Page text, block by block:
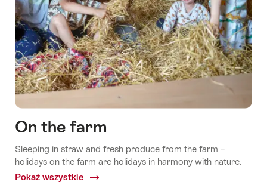
On the farm
Sleeping in straw and fresh produce from the farm –
holidays on the farm are holidays in harmony with nature.
Pokaż wszystkie
Common.Of
Opowieści
Enchanting
trails